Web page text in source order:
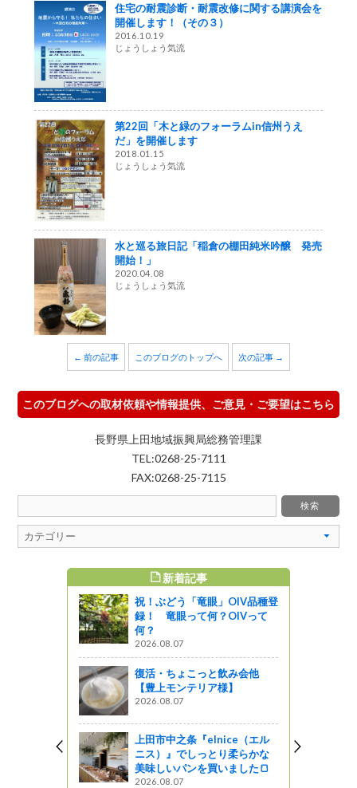
住宅の耐震診断・耐震改修に関する講演会を
開催します！（その３）
2016.10.19
じょうしょう気流
第22回「木と緑のフォーラムin信州うえ
だ」を開催します
2018.01.15
じょうしょう気流
水と巡る旅日記「稲倉の棚田純米吟醸 発売
開始！」
2020.04.08
じょうしょう気流
← 前の記事 このブログのトップへ 次の記事 →
このブログへの取材依頼や情報提供、ご意見・ご要望はこちら
長野県上田地域振興局総務管理課
TEL:0268-25-7111
FAX:0268-25-7115
新着記事
祝！ぶどう「竜眼」OIV品種登
録！ 竜眼って何？OIVって
何？
2026.08.07
復活・ちょこっと飲み会他
【豊上モンテリア様】
2026.08.07
上田市中之条『elnice（エル
ニス）』でしっとり柔らかな
美味しいパンを買いました🍞
2026.08.07